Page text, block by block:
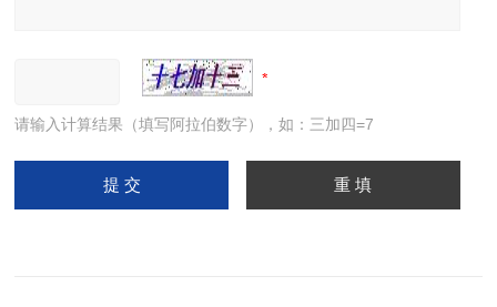
请输入计算结果（填写阿拉伯数字），如：三加四=7